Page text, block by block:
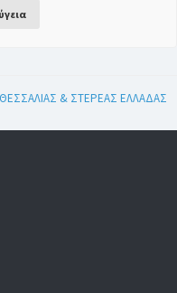
& ΣΤΕΡΕΑΣ ΕΛΛΑΔΑΣ